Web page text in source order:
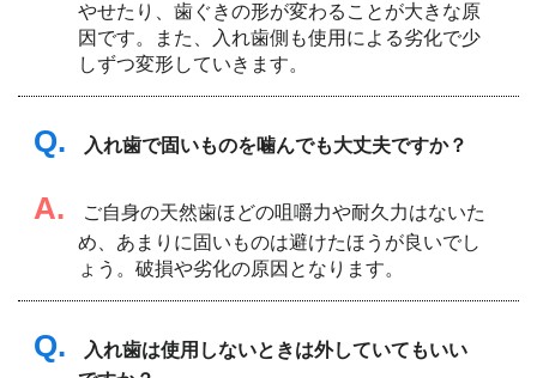
やせたり、歯ぐきの形が変わることが大きな原
因です。また、入れ歯側も使用による劣化で少
しずつ変形していきます。
Q. 入れ歯で固いものを噛んでも大丈夫ですか？
A.
ご自身の天然歯ほどの咀嚼力や耐久力はないた
め、あまりに固いものは避けたほうが良いでし
ょう。破損や劣化の原因となります。
Q.
入れ歯は使用しないときは外していてもいい